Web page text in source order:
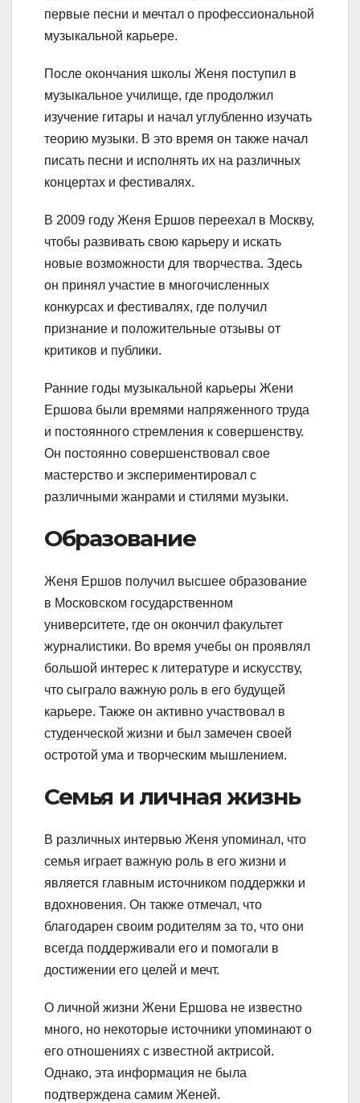
первые песни и мечтал о профессиональной
музыкальной карьере.
После окончания школы Женя поступил в
музыкальное училище, где продолжил
изучение гитары и начал углубленно изучать
теорию музыки. В это время он также начал
писать песни и исполнять их на различных
концертах и фестивалях.
В 2009 году Женя Ершов переехал в Москву,
чтобы развивать свою карьеру и искать
новые возможности для творчества. Здесь
он принял участие в многочисленных
конкурсах и фестивалях, где получил
признание и положительные отзывы от
критиков и публики.
Ранние годы музыкальной карьеры Жени
Ершова были времями напряженного труда
и постоянного стремления к совершенству.
Он постоянно совершенствовал свое
мастерство и экспериментировал с
различными жанрами и стилями музыки.
Образование
Женя Ершов получил высшее образование
в Московском государственном
университете, где он окончил факультет
журналистики. Во время учебы он проявлял
большой интерес к литературе и искусству,
что сыграло важную роль в его будущей
карьере. Также он активно участвовал в
студенческой жизни и был замечен своей
остротой ума и творческим мышлением.
Семья и личная жизнь
В различных интервью Женя упоминал, что
семья играет важную роль в его жизни и
является главным источником поддержки и
вдохновения. Он также отмечал, что
благодарен своим родителям за то, что они
всегда поддерживали его и помогали в
достижении его целей и мечт.
О личной жизни Жени Ершова не известно
много, но некоторые источники упоминают о
его отношениях с известной актрисой.
Однако, эта информация не была
подтверждена самим Женей.